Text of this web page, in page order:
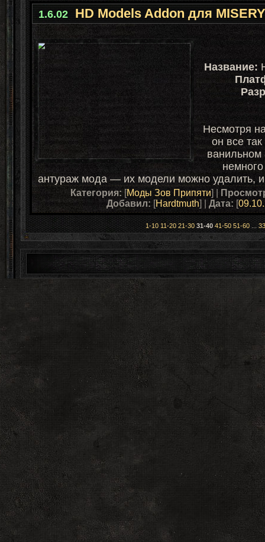
1.6.02 HD Models Addon для
Название:
Несмотря
он все
ванильном
антураж мода — их модели можно удалить,
Категория: [Моды Зов Припяти] |
Добавил: [Hardtmuth] | Дата: [
1-10 11-20 21-30 31-40 41-50 51-60